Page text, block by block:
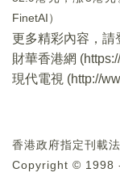
FinetAI）
更多精彩內容，請
財華香港網 (
現代電視 (http://
香港政府指定刊載
Copyright © 1998